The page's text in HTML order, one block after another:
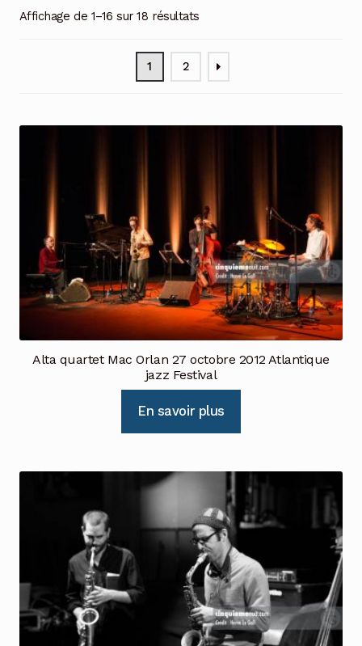
Affichage de 1–16 sur 18 résultats
1 2
Alta quartet Mac Orlan 27 octobre 2012 Atlantique
jazz Festival
En savoir plus